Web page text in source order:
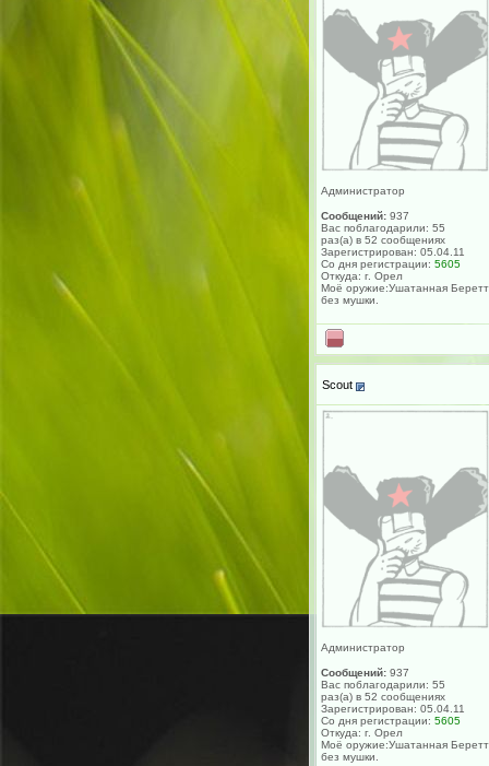
Администратор
Сообщений: 937
Вас поблагодарили: 55
раз(а) в 52 сообщениях
Зарегистрирован: 05.04.11
Со дня регистрации: 5605
Откуда: г. Орел
Моё оружие:Ушатанная
без мушки.
Scout
Администратор
Сообщений: 937
Вас поблагодарили: 55
раз(а) в 52 сообщениях
Зарегистрирован: 05.04.11
Со дня регистрации: 5605
Откуда: г. Орел
Моё оружие:Ушатанная
без мушки.